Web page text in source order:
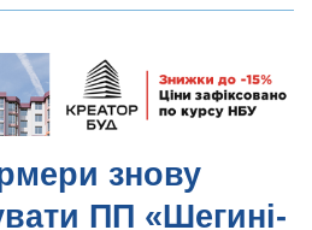
знову
ПП «Шегині-